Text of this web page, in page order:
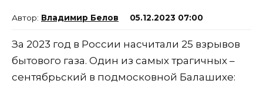
Владимир Белов 05.12.2023 07:00
За 2023 год в России насчитали 25 взрывов
бытового газа. Один из самых трагичных –
сентябрьский в подмосковной Балашихе: